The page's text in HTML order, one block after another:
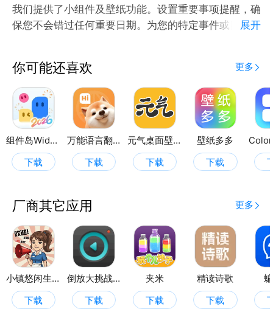
我们提供了小组件及壁纸功能。设置重要事项提醒，确
保您不会错过任何重要日期。为您的特定事件或目标设
桌面成为您的温馨记忆墙。一键添加和删除小组件，轻
松管理手机桌面。还有更多热门高清品质手机壁纸，快
来下载吧！
展开
你可能还喜欢 更多
组件岛Widget Island
下载
万能语言翻译器
下载
元气桌面壁纸
下载
壁纸多多
下载
厂商其它应用 更多
小镇悠闲生活
下载
倒放大挑战ReverseVoice
下载
夹米
下载
精读诗歌
下载